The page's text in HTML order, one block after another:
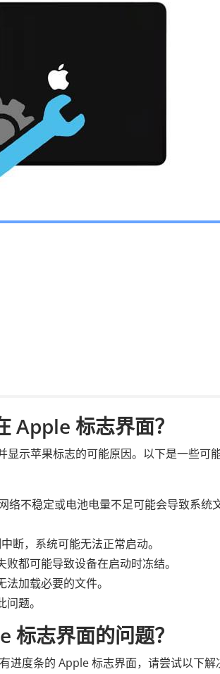
Apple 标志界面？
示苹果标志的可能原因。以下是一些可
络不稳定或电池电量不足可能会导致系统
断，系统可能无法正常启动。
都可能导致设备在启动时冻结。
加载必要的文件。
题。
标志界面的问题？
进度条的 Apple 标志界面，请尝试以下解